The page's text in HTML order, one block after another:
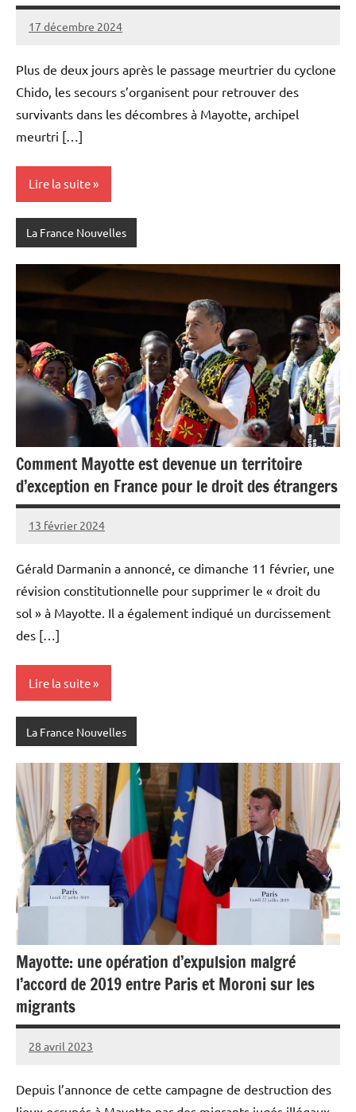
17 décembre 2024
Admins
Plus de deux jours après le passage meurtrier du cyclone
Chido, les secours s’organisent pour retrouver des
survivants dans les décombres à Mayotte, archipel
meurtri […]
Lire la suite
La France Nouvelles
Comment Mayotte est devenue un territoire
d’exception en France pour le droit des étrangers
13 février 2024
Admins
Gérald Darmanin a annoncé, ce dimanche 11 février, une
révision constitutionnelle pour supprimer le « droit du
sol » à Mayotte. Il a également indiqué un durcissement
des […]
Lire la suite
La France Nouvelles
Mayotte: une opération d’expulsion malgré
l’accord de 2019 entre Paris et Moroni sur les
migrants
28 avril 2023
Admins
Depuis l’annonce de cette campagne de destruction des